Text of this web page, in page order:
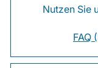
Nutzen Sie
FAQ